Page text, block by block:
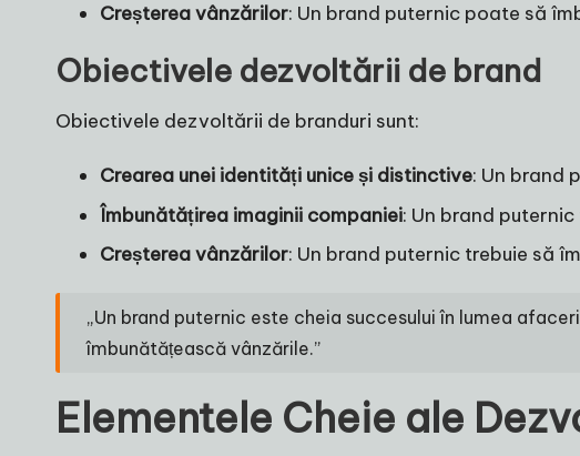
Creșterea vânzărilor: Un brand puternic poate să
Obiectivele dezvoltării de brand
Obiectivele dezvoltării de branduri sunt:
Crearea unei identități unice și distinctive: Un brand
Îmbunătățirea imaginii companiei: Un brand
Creșterea vânzărilor: Un brand puternic trebuie să
„Un brand puternic este cheia succesului în lumea
îmbunătățească vânzările.”
Elementele Cheie ale